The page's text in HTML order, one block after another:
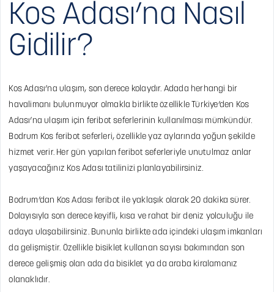
Kos Adası’na Nasıl
Gidilir?
Kos Adası’na ulaşım, son derece kolaydır. Adada herhangi bir
havalimanı bulunmuyor olmakla birlikte özellikle Türkiye’den Kos
Adası’na ulaşım için feribot seferlerinin kullanılması mümkündür.
Bodrum Kos feribot seferleri, özellikle yaz aylarında yoğun şekilde
hizmet verir. Her gün yapılan feribot seferleriyle unutulmaz anlar
yaşayacağınız Kos Adası tatilinizi planlayabilirsiniz.
Bodrum’dan Kos Adası feribot ile yaklaşık olarak 20 dakika sürer.
Dolayısıyla son derece keyifli, kısa ve rahat bir deniz yolculuğu ile
adaya ulaşabilirsiniz. Bununla birlikte ada içindeki ulaşım imkanları
da gelişmiştir. Özellikle bisiklet kullanan sayısı bakımından son
derece gelişmiş olan ada da bisiklet ya da araba kiralamanız
olanaklıdır.